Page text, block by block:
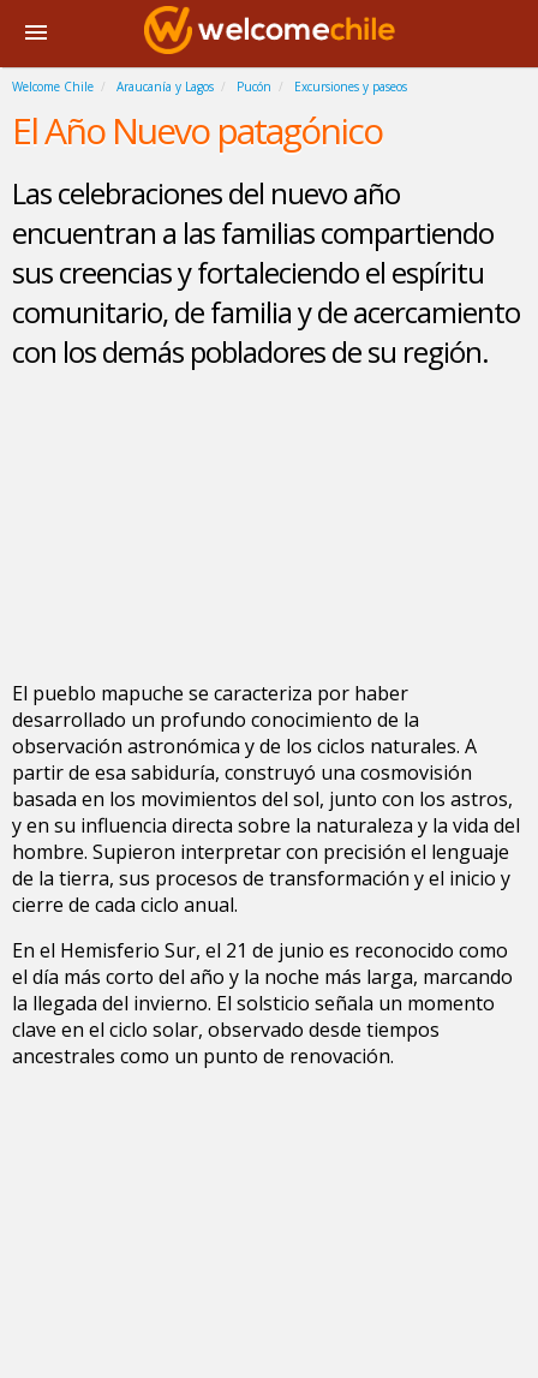
Welcome Chile Araucanía y Lagos Pucón Excursiones y paseos
El Año Nuevo patagónico
Las celebraciones del nuevo año
encuentran a las familias compartiendo
sus creencias y fortaleciendo el espíritu
comunitario, de familia y de acercamiento
con los demás pobladores de su región.
El pueblo mapuche se caracteriza por haber
desarrollado un profundo conocimiento de la
observación astronómica y de los ciclos naturales. A
partir de esa sabiduría, construyó una cosmovisión
basada en los movimientos del sol, junto con los astros,
y en su influencia directa sobre la naturaleza y la vida del
hombre. Supieron interpretar con precisión el lenguaje
de la tierra, sus procesos de transformación y el inicio y
cierre de cada ciclo anual.
En el Hemisferio Sur, el 21 de junio es reconocido como
el día más corto del año y la noche más larga, marcando
la llegada del invierno. El solsticio señala un momento
clave en el ciclo solar, observado desde tiempos
ancestrales como un punto de renovación.